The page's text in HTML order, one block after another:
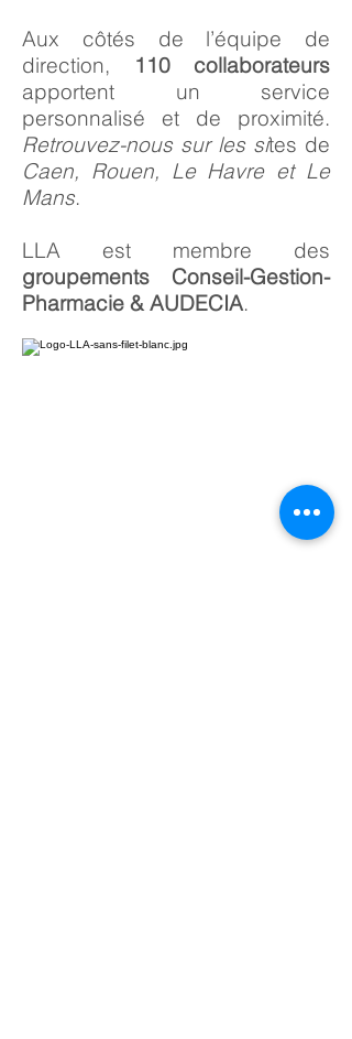
Aux côtés de l’équipe de
direction,
110 collaborateurs
apportent un service
personnalisé et de proximité.
Retrouvez-nous sur les sites de
Caen, Rouen, Le Havre et Le
Mans.
LLA est membre des
groupements Conseil-Gestion-
Pharmacie & AUDECIA.